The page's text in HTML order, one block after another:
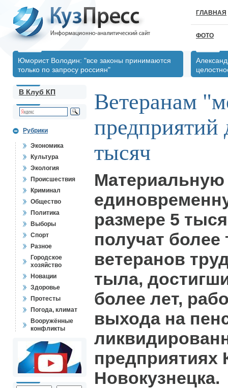
ГЛАВНАЯ
ФОТО
Юморист Володин: "все законы принимаются
только по запросу россиян"
В Клуб КП
Рубрики
Экономика
Культура
Экология
Происшествия
Криминал
Общество
Политика
Выборы
Спорт
Разное
Городское
хозяйство
Новации
Здоровье
Протесты
Погода, климат
Вооружённые
конфликты
Ветеранам
предприятий
тысяч
Материальную
размере 5
получат более
ветеранов
тыла,
более лет,
выхода на
предприятиях
Новокузнецка.